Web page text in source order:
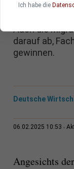
Deutschland
grundlegend
Auch die
darauf ab,
gewinnen.
Deutsche
06.02.2025 10:53
Angesichts
Ich habe die